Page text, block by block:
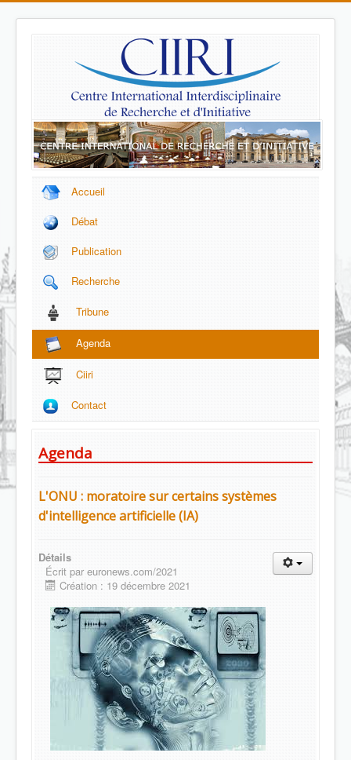
Accueil
Débat
Publication
Recherche
Tribune
Agenda
Ciiri
Contact
Agenda
L'ONU : moratoire sur certains systèmes
d'intelligence artificielle (IA)
Détails
Écrit par euronews.com/2021
Création : 19 décembre 2021